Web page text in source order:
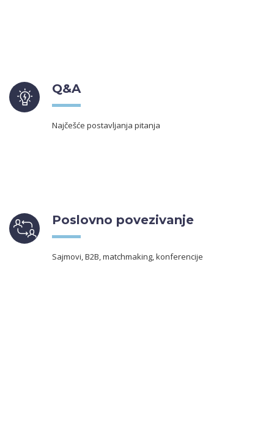
Q&A
Najčešće postavljanja pitanja
Poslovno povezivanje
Sajmovi, B2B, matchmaking, konferencije